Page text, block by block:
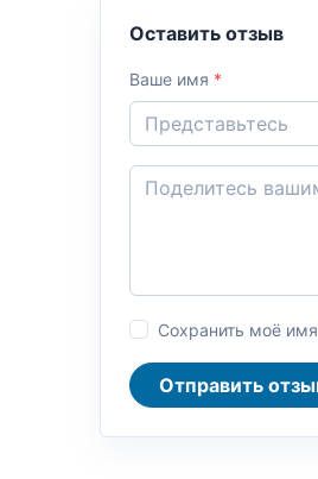
Оставить отзыв
Ваше имя *
Сохранить моё
Отправить